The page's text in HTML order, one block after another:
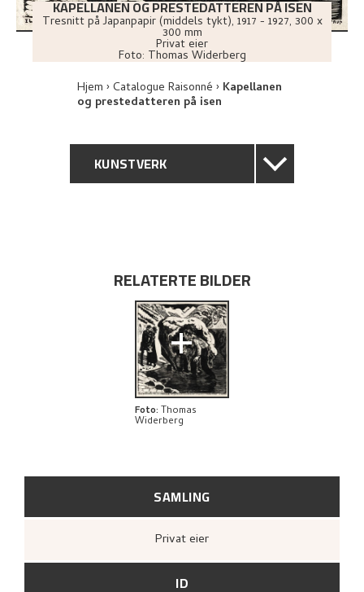
KAPELLANEN OG PRESTEDATTEREN PÅ ISEN
Tresnitt på Japanpapir (middels tykt), 1917 - 1927, 300 x
300 mm
Privat eier
Foto: Thomas Widerberg
Hjem Catalogue Raisonné Kapellanen
og prestedatteren på isen
KUNSTVERK
PROVENIENS
UTFORSK
SAMLING
Privat eier
ID
RELATERTE BILDER
+
Foto: Thomas
Widerberg